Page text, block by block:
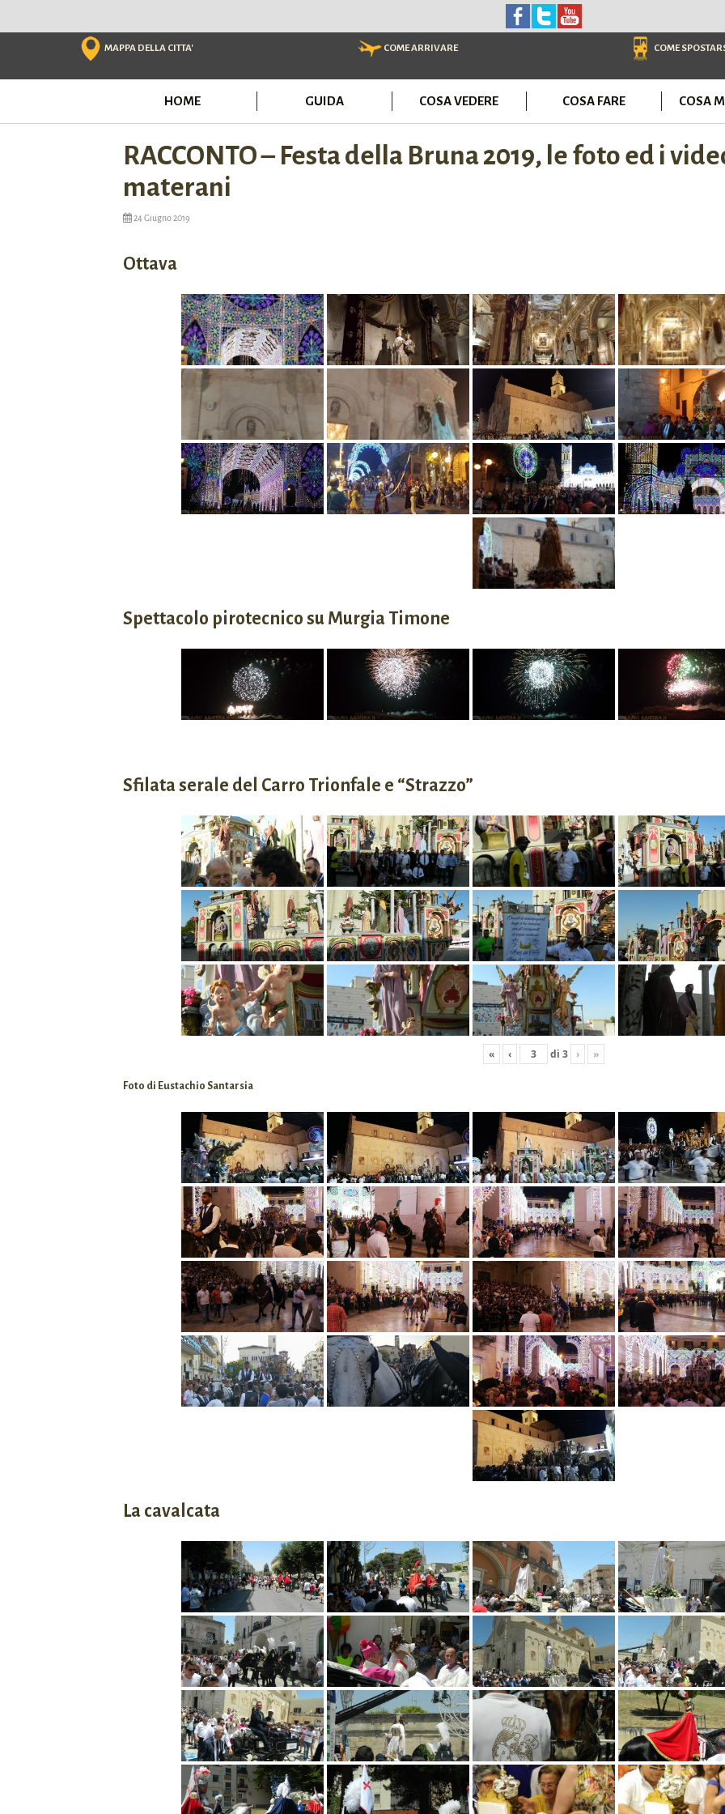
MAPPA DELLA CITTA' COME ARRIVARE COME
HOME GUIDA COSA VEDERE COSA FARE COSA
RACCONTO – Festa della Bruna 2019, le foto ed i
materani
24 Giugno 2019
Ottava
Spettacolo pirotecnico su Murgia Timone
Sfilata serale del Carro Trionfale e “Strazzo”
« ‹ di 3 › »
Foto di Eustachio Santarsia
La cavalcata